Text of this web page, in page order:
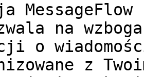
na
o
z